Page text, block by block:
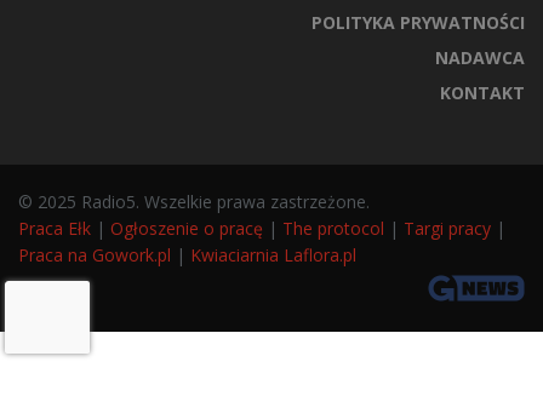
POLITYKA PRYWATNOŚCI
NADAWCA
KONTAKT
© 2025 Radio5. Wszelkie prawa zastrzeżone.
Praca Ełk | Ogłoszenie o pracę | The protocol | Targi pracy |
Praca na Gowork.pl | Kwiaciarnia Laflora.pl